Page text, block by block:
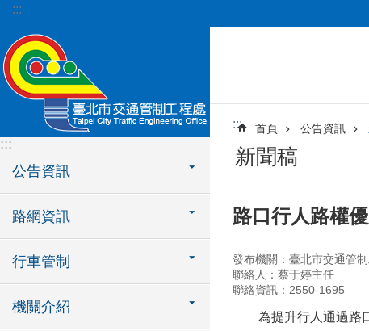
跳到主要內容區塊
:::
:::
公告資訊
路網資訊
行車管制
機關介紹
::: 首頁 公告資訊
新聞稿
路口行人路權
發布機關：臺北市交通管
聯絡人：蔡于婷主任
聯絡資訊：2550-1695
為提升行人通過路口